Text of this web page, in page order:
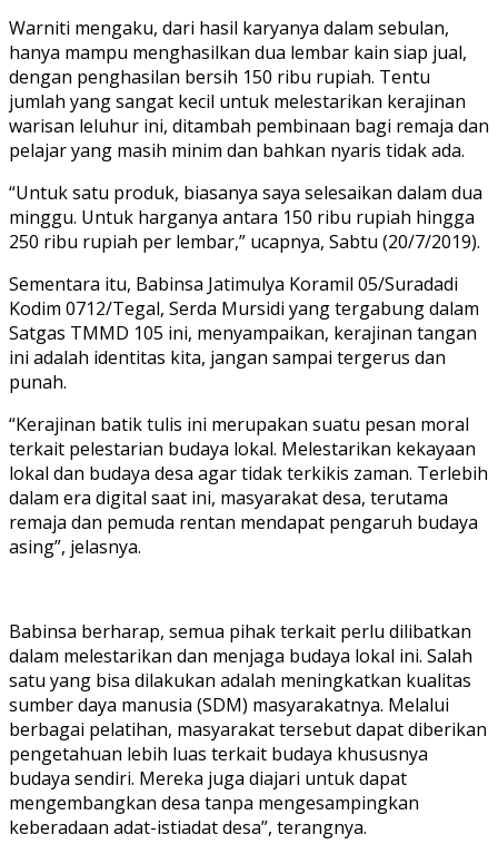
Warniti mengaku, dari hasil karyanya dalam sebulan,
hanya mampu menghasilkan dua lembar kain siap jual,
dengan penghasilan bersih 150 ribu rupiah. Tentu
jumlah yang sangat kecil untuk melestarikan kerajinan
warisan leluhur ini, ditambah pembinaan bagi remaja dan
pelajar yang masih minim dan bahkan nyaris tidak ada.
“Untuk satu produk, biasanya saya selesaikan dalam dua
minggu. Untuk harganya antara 150 ribu rupiah hingga
250 ribu rupiah per lembar,” ucapnya, Sabtu (20/7/2019).
Sementara itu, Babinsa Jatimulya Koramil 05/Suradadi
Kodim 0712/Tegal, Serda Mursidi yang tergabung dalam
Satgas TMMD 105 ini, menyampaikan, kerajinan tangan
ini adalah identitas kita, jangan sampai tergerus dan
punah.
“Kerajinan batik tulis ini merupakan suatu pesan moral
terkait pelestarian budaya lokal. Melestarikan kekayaan
lokal dan budaya desa agar tidak terkikis zaman. Terlebih
dalam era digital saat ini, masyarakat desa, terutama
remaja dan pemuda rentan mendapat pengaruh budaya
asing”, jelasnya.
Babinsa berharap, semua pihak terkait perlu dilibatkan
dalam melestarikan dan menjaga budaya lokal ini. Salah
satu yang bisa dilakukan adalah meningkatkan kualitas
sumber daya manusia (SDM) masyarakatnya. Melalui
berbagai pelatihan, masyarakat tersebut dapat diberikan
pengetahuan lebih luas terkait budaya khususnya
budaya sendiri. Mereka juga diajari untuk dapat
mengembangkan desa tanpa mengesampingkan
keberadaan adat-istiadat desa”, terangnya.